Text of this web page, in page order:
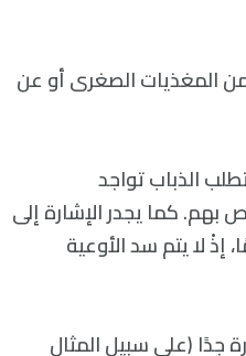
المغذيات الصغرى أو عن
الذباب تواجد
بهم. كما يجدر الإشارة إلى
لا يتم سد الأوعية
جدًا (على سبيل المثال